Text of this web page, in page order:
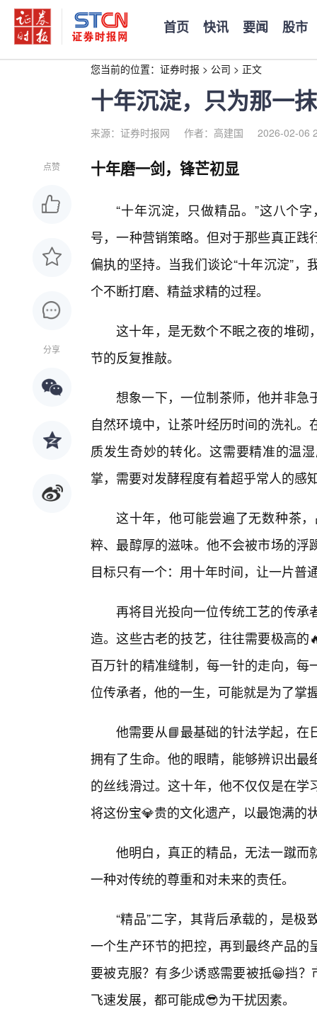
首页 快讯 要闻 股市
您当前的位置： 证券时报 > 公司 > 正文
十年沉淀，只为那一
来源：证券时报网 作者：高建国 2026-02-06
点赞
分享
十年磨一剑，锋芒初显
“十年沉淀，只做精品。”这八个
号，一种营销策略。但对于那些真正
偏执的坚持。当我们谈论“十年沉淀”
个不断打磨、精益求精的过程。
这十年，是无数个不眠之夜的堆砌
节的反复推敲。
想象一下，一位制茶师，他并非急
自然环境中，让茶叶经历时间的洗礼
质发生奇妙的转化。这需要精准的温
掌，需要对发酵程度有着超乎常人的感
这十年，他可能尝遍了无数种茶
粹、最醇厚的滋味。他不会被市场的
目标只有一个：用十年时间，让一片普
再将目光投向一位传统工艺的传承
造。这些古老的技艺，往往需要极高
百万针的精准缝制，每一针的走向，
位传承者，他的一生，可能就是为了掌
他需要从📘最基础的针法学起，在
拥有了生命。他的眼睛，能够辨识出
的丝线滑过。这十年，他不仅仅是在
将这份宝💎贵的文化遗产，以最饱满的
他明白，真正的精品，无法一蹴而
一种对传统的尊重和对未来的责任。
“精品”二字，其背后承载的，是
一个生产环节的把控，再到最终产品
要被克服？有多少诱惑需要被抵😁挡
飞速发展，都可能成😎为干扰因素。